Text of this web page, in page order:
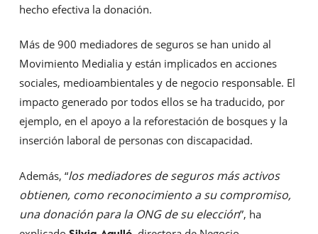
hecho efectiva la donación.
Más de 900 mediadores de seguros se han unido al
Movimiento Medialia y están implicados en acciones
sociales, medioambientales y de negocio responsable. El
impacto generado por todos ellos se ha traducido, por
ejemplo, en el apoyo a la reforestación de bosques y la
inserción laboral de personas con discapacidad.
Además, “los mediadores de seguros más activos
obtienen, como reconocimiento a su compromiso,
una donación para la ONG de su elección”, ha